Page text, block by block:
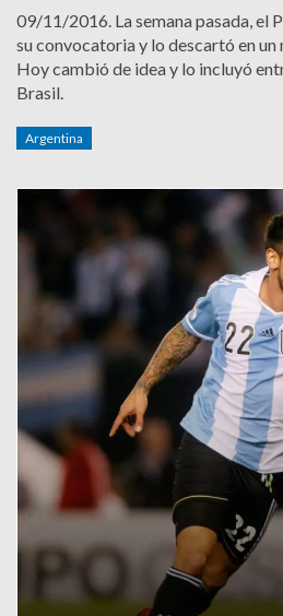
09/11/2016. La semana pasada, el
su convocatoria y lo descartó en un
Hoy cambió de idea y lo incluyó
Brasil.
Argentina